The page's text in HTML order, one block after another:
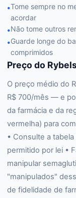
•Tome sempre no
acordar
•Não tome outros
•Guarde longe do
comprimidos
Preço do
O preço médio do
R$ 700/mês — e
da farmácia e da
vermelha) para
• Consulte a
permitido por lei •
manipular
"manipulados"
de fidelidade de